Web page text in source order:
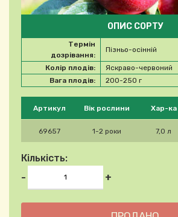
Будь ласка, виберіть продукт
Артикул Вік рослини Хар-ка
69657 1-2 роки 7,0 л
Кількість:
-
+
ОПИС СОРТУ
Термін
дозрівання:
Пізньо-осінній
Колір плодів:
Яскраво-червоний
Вага плодів:
200-250 г